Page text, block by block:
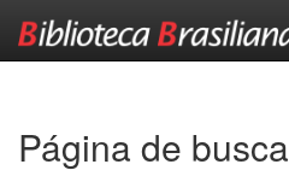
Página de busca